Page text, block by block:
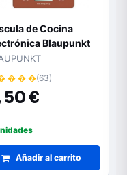
de Cocina
Blaupunkt
hasta 5kg/
� � �(63)
50 €
Añadir al carrito